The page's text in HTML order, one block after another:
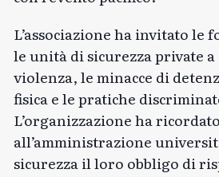
L’associazione ha invitato le
le unità di sicurezza private
violenza, le minacce di
fisica e le pratiche
L’organizzazione ha ricordato
all’amministrazione
sicurezza il loro obbligo di